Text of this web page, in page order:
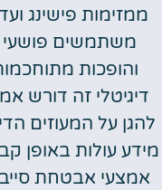
ממזימות פישינג
משתמשים
והופכות
דיגיטלי זה דורש
להגן על המעוזים
מידע עולות באופן
אמצעי אבטחת